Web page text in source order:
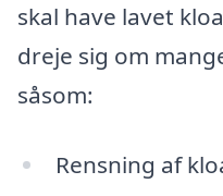
skal have lavet
dreje sig om
såsom:
Rensning af